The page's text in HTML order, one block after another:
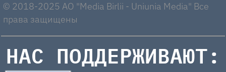
© 2018-2025 AO "Media Birlii - Uniunia Media" Все
права защищены
НАС ПОДДЕРЖИВАЮТ: